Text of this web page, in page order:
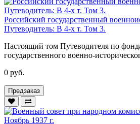
Российский государственный
Путеводитель: В 4-х т. Том 3.
Настоящий том Путеводителя по
государственного военно-
0 руб.
Предзаказ